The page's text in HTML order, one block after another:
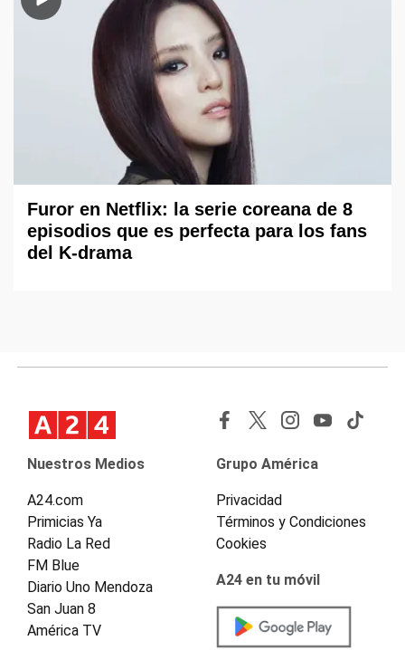
Furor en Netflix: la serie coreana de 8
episodios que es perfecta para los fans
del K-drama
Nuestros Medios
A24.com
Primicias Ya
Radio La Red
FM Blue
Diario Uno Mendoza
San Juan 8
América TV
Grupo América
Privacidad
Términos y Condiciones
Cookies
A24 en tu móvil